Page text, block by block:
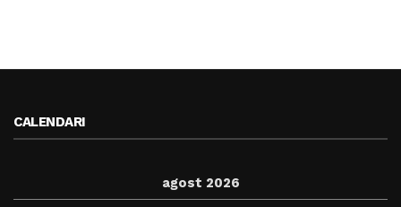
CALENDARI
agost 2026